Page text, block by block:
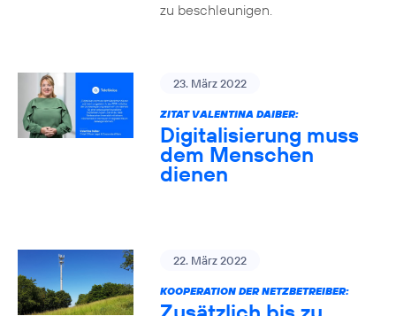
zu beschleunigen.
23. März 2022
ZITAT VALENTINA DAIBER:
Digitalisierung muss
dem Menschen
dienen
22. März 2022
KOOPERATION DER NETZBETREIBER: